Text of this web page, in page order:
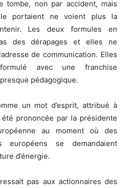
tombe, non par accident, mais
portaient ne voient plus la
Les deux formules en
des dérapages et elles ne
de communication. Elles
avec une franchise
pédagogique.
un mot d’esprit, attribué à
prononcée par la présidente
au moment où des
européens se demandaient
d’énergie.
pas aux actionnaires des